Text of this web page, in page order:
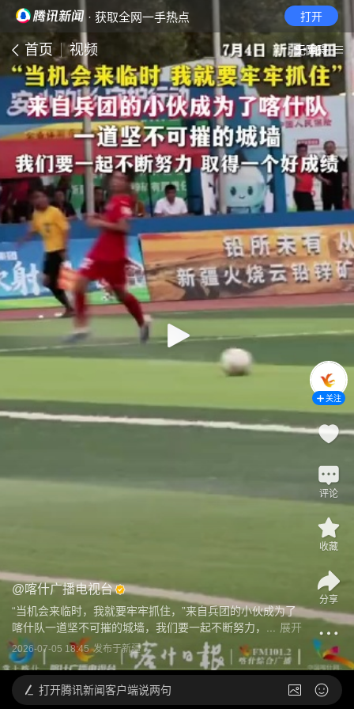
· 获取全网一手热点 打开
首页 视频 无障碍
@喀什广播电视台
“当机会来临时，我就要牢牢抓住，”来自兵团的小伙成为了
喀什队一道坚不可摧的城墙，我们要一起不断努力，...
展开
2026-07-05 18:45 发布于新疆
关注
评论
收藏
分享
打开腾讯新闻客户端说两句